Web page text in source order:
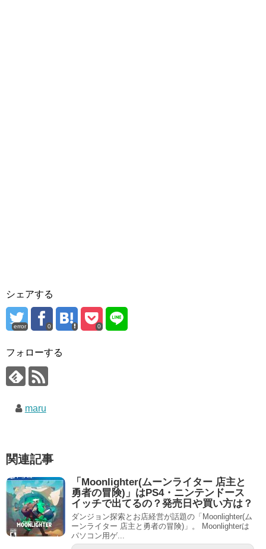
シェアする
error 0 0
フォローする
maru
関連記事
「Moonlighter(ムーンライター 店主と
勇者の冒険)」はPS4・ニンテンドース
イッチで出てるの？発売日や買い方は？
ダンジョン探索とお店経営が話題の「Moonlighter(ム
ーンライター 店主と勇者の冒険)」。 Moonlighterは
パソコン用ゲ...